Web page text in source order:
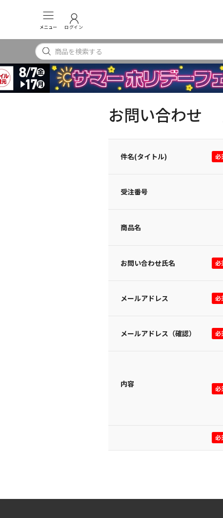
メニュー ログイン
お問い合わせ
件名(タイトル)
受注番号
商品名
お問い合わせ氏名
メールアドレス
メールアドレス（確認）
内容